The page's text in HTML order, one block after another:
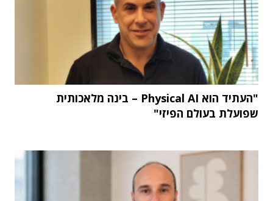
"העתיד הוא Physical AI – בינה מלאכותית
שפועלת בעולם הפיזי"